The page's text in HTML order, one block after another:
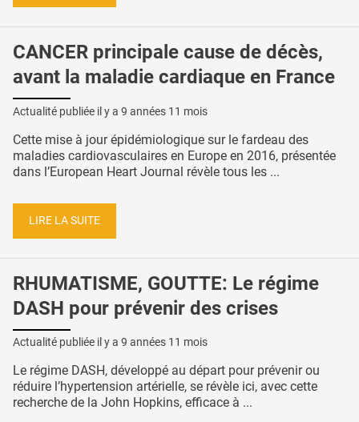
CANCER principale cause de décès,
avant la maladie cardiaque en France
Actualité publiée il y a 9 années 11 mois
Cette mise à jour épidémiologique sur le fardeau des
maladies cardiovasculaires en Europe en 2016, présentée
dans l’European Heart Journal révèle tous les ...
LIRE LA SUITE
RHUMATISME, GOUTTE: Le régime
DASH pour prévenir des crises
Actualité publiée il y a 9 années 11 mois
Le régime DASH, développé au départ pour prévenir ou
réduire l’hypertension artérielle, se révèle ici, avec cette
recherche de la John Hopkins, efficace à ...